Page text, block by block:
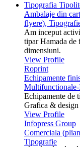
Tipografia
Ambalaje din
flyere),
Am inceput
tipar Hamada
dimensiuni.
View Profile
Roprint
Echipamente
Echipamente de
Grafica & design
View Profile
Infopress Group
Comerciala
Tipografie